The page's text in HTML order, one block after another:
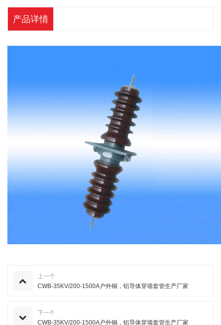
产品详情
上一个
CWB-35KV/200-1500A户外铜，铝导体穿墙套管生产厂家
下一个
CWB-35KV/200-1500A户外铜，铝导体穿墙套管生产厂家